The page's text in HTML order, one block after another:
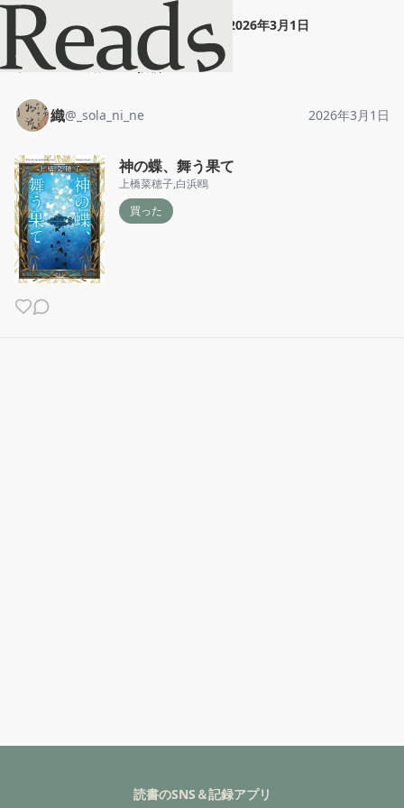
織"神の蝶、舞う果て 2026年3月1日
ホーム 織 投稿
織@ _sola_ni_ne 2026年3月1日
神の蝶、舞う果て
上橋菜穂子,白浜鴎
買った
読書のSNS＆記録アプリ